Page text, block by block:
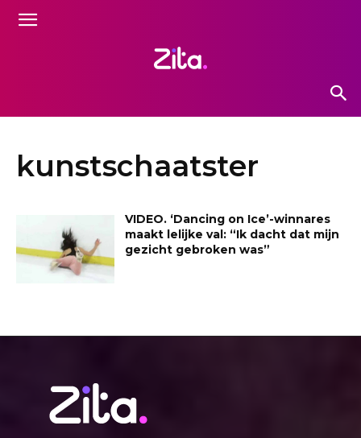
kunstschaatster
VIDEO. ‘Dancing on Ice’-winnares
maakt lelijke val: “Ik dacht dat mijn
gezicht gebroken was”